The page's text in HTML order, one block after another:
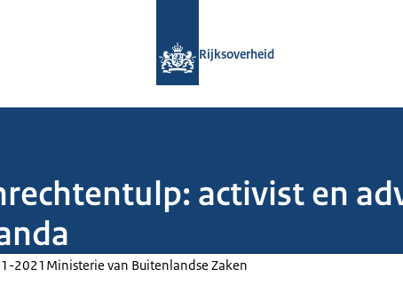
Rijksoverheid
activist en
2021 Ministerie van Buitenlandse Zaken